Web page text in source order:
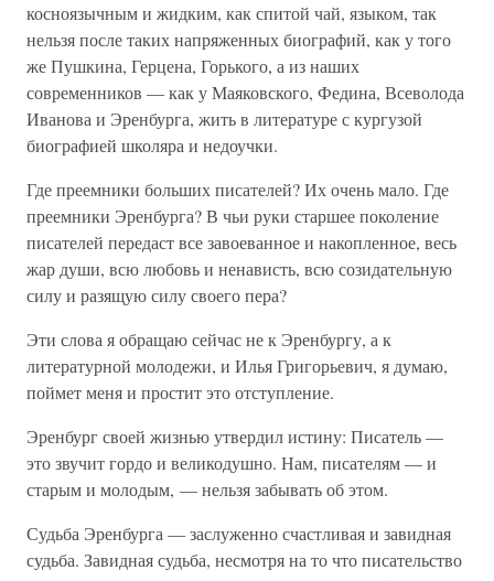
косноязычным и жидким, как спитой чай, языком, так
нельзя после таких напряженных биографий, как у того
же Пушкина, Герцена, Горького, а из наших
современников — как у Маяковского, Федина, Всеволода
Иванова и Эренбурга, жить в литературе с кургузой
биографией школяра и недоучки.
Где преемники больших писателей? Их очень мало. Где
преемники Эренбурга? В чьи руки старшее поколение
писателей передаст все завоеванное и накопленное, весь
жар души, всю любовь и ненависть, всю созидательную
силу и разящую силу своего пера?
Эти слова я обращаю сейчас не к Эренбургу, а к
литературной молодежи, и Илья Григорьевич, я думаю,
поймет меня и простит это отступление.
Эренбург своей жизнью утвердил истину: Писатель —
это звучит гордо и великодушно. Нам, писателям — и
старым и молодым, — нельзя забывать об этом.
Судьба Эренбурга — заслуженно счастливая и завидная
судьба. Завидная судьба, несмотря на то что писательство